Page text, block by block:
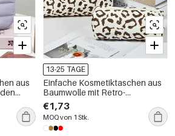
aus
13-25 TAGE
Einfache Kosmetiktaschen aus
Baumwolle mit Retro-
Leopardenmuster in
verschiedenen Farben
€1,73
MOQ von 1 Stk.